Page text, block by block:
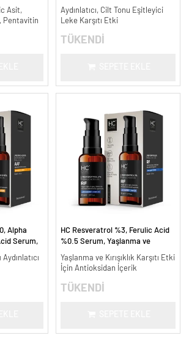
Asit,
Pentavitin
ml.
Aydınlatıcı, Cilt Tonu Eşitleyici
Leke Karşıtı Etki
TÜKENDİ
Alpha
Serum,
HC Resveratrol %3, Ferulic Acid
%0.5 Serum, Yaşlanma ve
Yaşlanma ve Kırışıklık Karşıtı Etki
İçin Antioksidan İçerik
TÜKENDİ